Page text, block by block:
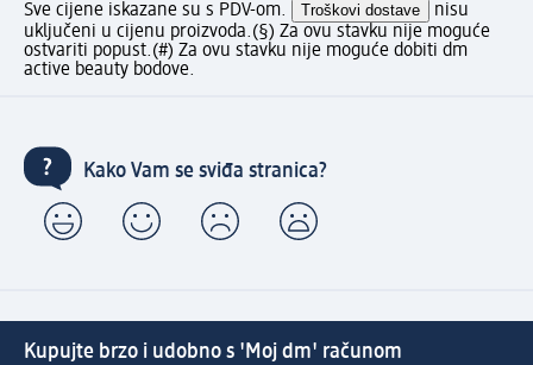
Sve cijene iskazane su s PDV-om. Troškovi dostave
nisu
uključeni u cijenu proizvoda.(§) Za ovu stavku nije moguće
ostvariti popust.(#) Za ovu stavku nije moguće dobiti dm
active beauty bodove.
Kako Vam se sviđa stranica?
Kupujte brzo i udobno s 'Moj dm' računom